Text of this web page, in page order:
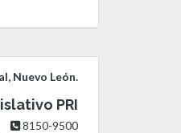
Nuevo León.
PRI
8150-9500